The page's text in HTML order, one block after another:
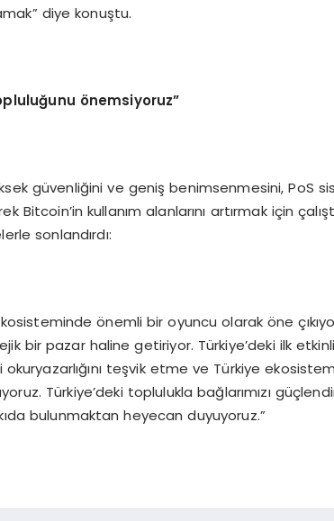
diye konuştu.
önemsiyoruz”
güvenliğini ve geniş benimsenmesini, PoS
Bitcoin’in kullanım alanlarını artırmak için
sonlandırdı:
önemli bir oyuncu olarak öne
bir pazar haline getiriyor. Türkiye’deki ilk
teşvik etme ve Türkiye
Türkiye’deki toplulukla bağlarımızı
bulunmaktan heyecan duyuyoruz.”